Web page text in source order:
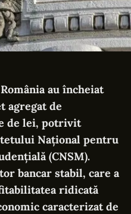
au încheiat
agregat de
de lei, potrivit
Național pentru
(CNSM).
bancar stabil, care a
ridicată
caracterizat de